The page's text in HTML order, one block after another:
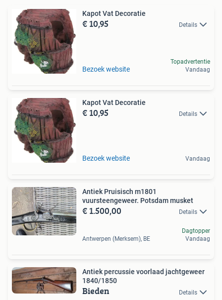
Kapot Vat Decoratie
€ 10,95 Details
Bezoek website
Topadvertentie
Vandaag
Kapot Vat Decoratie
€ 10,95 Details
Bezoek website Vandaag
Antiek Pruisisch m1801
vuursteengeweer. Potsdam musket
€ 1.500,00 Details
Antwerpen (Merksem), BE
Dagtopper
Vandaag
Antiek percussie voorlaad jachtgeweer
1840/1850
Bieden Details